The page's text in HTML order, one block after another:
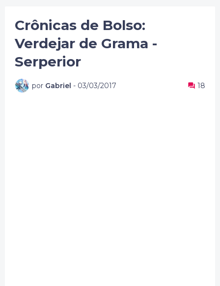
Crônicas de Bolso:
Verdejar de Grama -
Serperior
por Gabriel - 03/03/2017 18